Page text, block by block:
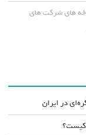
های شرکت های
در ایران
کیست؟